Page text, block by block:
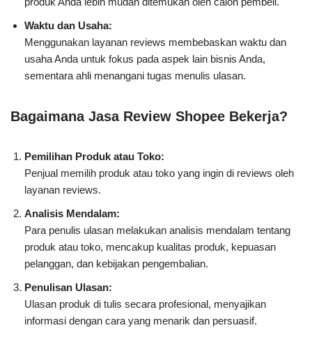
Waktu dan Usaha:
Menggunakan layanan reviews membebaskan waktu dan
usaha Anda untuk fokus pada aspek lain bisnis Anda,
sementara ahli menangani tugas menulis ulasan.
Bagaimana Jasa Review Shopee Bekerja?
Pemilihan Produk atau Toko:
Penjual memilih produk atau toko yang ingin di reviews oleh
layanan reviews.
Analisis Mendalam:
Para penulis ulasan melakukan analisis mendalam tentang
produk atau toko, mencakup kualitas produk, kepuasan
pelanggan, dan kebijakan pengembalian.
Penulisan Ulasan:
Ulasan produk di tulis secara profesional, menyajikan
informasi dengan cara yang menarik dan persuasif.